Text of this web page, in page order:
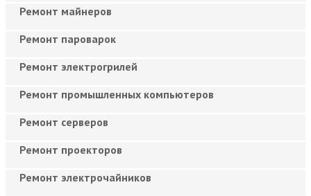
Ремонт майнеров
Ремонт пароварок
Ремонт электрогрилей
Ремонт промышленных компьютеров
Ремонт серверов
Ремонт проекторов
Ремонт электрочайников